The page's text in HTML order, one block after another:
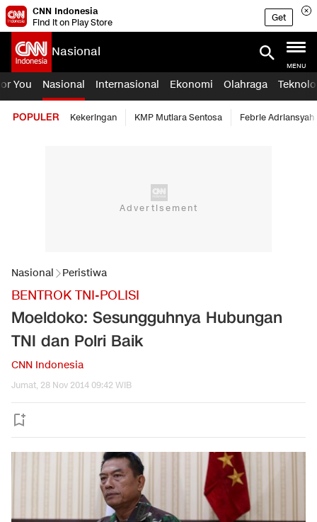
CNN Indonesia
Find it on Play Store
Get
Nasional
MENU
You Nasional Internasional Ekonomi Olahraga
POPULER Kekeringan KMP Mutiara Sentosa Febrie Adriansyah
Nasional Peristiwa
BENTROK TNI-POLISI
Moeldoko: Sesungguhnya Hubungan
TNI dan Polri Baik
CNN Indonesia
Jumat, 28 Nov 2014 09:42 WIB